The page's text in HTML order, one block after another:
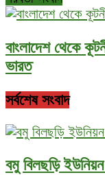
বাংলাদেশ থেকে
ভারত
সর্বশেষ সংবাদ
বমু বিলছড়ি